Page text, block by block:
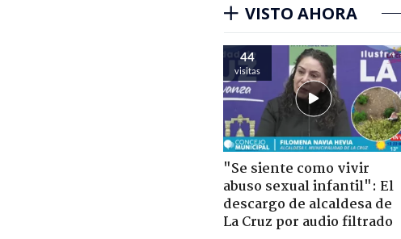
VISTO AHORA
44
visitas
"Se siente como vivir
abuso sexual infantil": El
descargo de alcaldesa de
La Cruz por audio filtrado